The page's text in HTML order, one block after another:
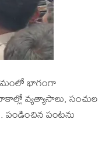
భాగంగా
వ్యత్యాసాలు, సంచుల
పండించిన పంటను